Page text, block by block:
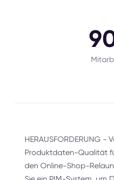
HERAUSFORDERUNG -
Produktdaten-Qualität
den Online-Shop-